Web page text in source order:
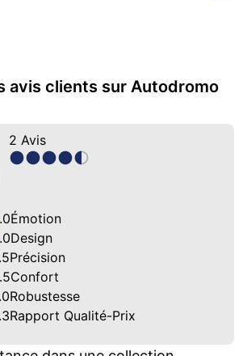
ce modèle
avis clients sur Autodromo
2 Avis
Émotion
Design
Précision
Confort
Robustesse
Rapport Qualité-Prix